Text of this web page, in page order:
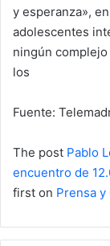
y esperanza»,
adolescentes
ningún
los
Fuente:
The post Pablo
encuentro de
first on Prensa y